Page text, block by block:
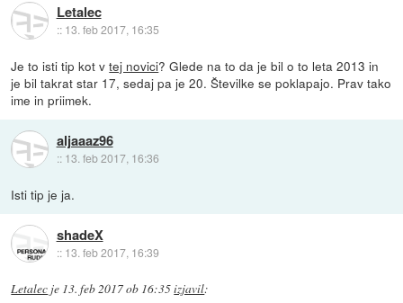
Letalec
:: 13. feb 2017, 16:35
Je to isti tip kot vtej novici? Glede na to da je bil o to leta 2013 in
je bil takrat star 17, sedaj pa je 20. Številke se poklapajo. Prav tako
ime in priimek.
aljaaaz96
:: 13. feb 2017, 16:36
Isti tip je ja.
shadeX
:: 13. feb 2017, 16:39
Letalec je 13. feb 2017 ob 16:35izjavil: